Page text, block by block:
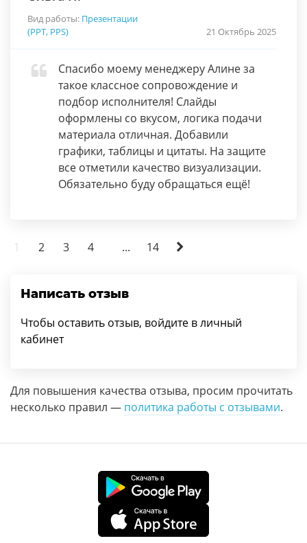
Вид работы: Презентации
(PPT, PPS)
21 Октябрь 2025
Спасибо моему менеджеру Алине за
такое классное сопровождение и
подбор исполнителя! Слайды
оформлены со вкусом, логика подачи
материала отличная. Добавили
графики, таблицы и цитаты. На защите
все отметили качество визуализации.
Обязательно буду обращаться ещё!
1 2 3 4 ... 14
Написать отзыв
Чтобы оставить отзыв, войдите в личный
кабинет
Для повышения качества отзыва, просим прочитать
несколько правил — политика работы с отзывами.